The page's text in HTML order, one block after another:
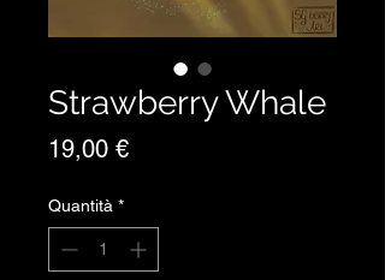
Strawberry Whale
19,00 €Prezzo
Quantità *